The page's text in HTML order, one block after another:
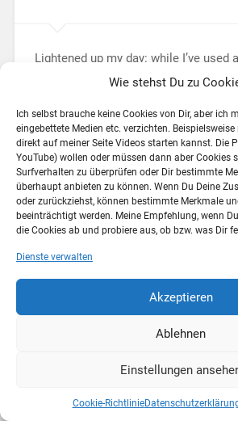
Wie stehst Du zu
Ich selbst brauche keine Cookies von Dir, aber ich
eingebettete Medien etc. verzichten.
direkt auf meiner Seite Videos starten kannst. Die
YouTube) wollen oder müssen dann aber Cookies
Surfverhalten zu überprüfen oder Dir bestimmte
überhaupt anbieten zu können. Wenn Du Deine
oder zurückziehst, können bestimmte Merkmale
beeinträchtigt werden. Meine Empfehlung, wenn
die Cookies ab und probiere aus, ob bzw. was Dir
Dienste verwalten
Akzeptieren
Ablehnen
Einstellungen
Cookie-Richtlinie
Lightened up my day: while I’ve used
command for ToDos until now, there
to @chbeer, who calss my attention
Humans blog! This…
Weiterlesen →
13. Oktober 2010 0